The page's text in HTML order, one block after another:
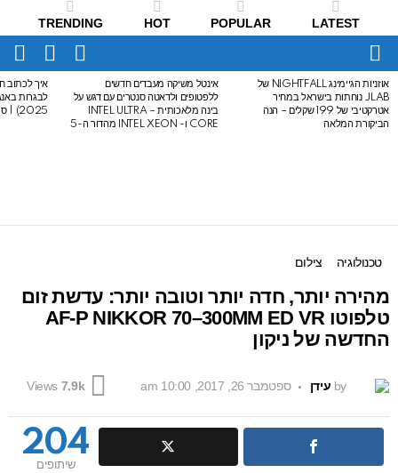
LATEST
POPULAR
HOT
TRENDING
Menu
SWITCH
SKIN
LATEST
STORIES
אוזניות הגיימינג NIGHTFALL של
JLAB נוחתות בישראל במחיר
אטרקטיבי של 199 שקלים – הנה
הביקורת המלאה
אינטל משיקה מעבדים חדשים
ללפטופים ולדאטה סנטרים עם דגש על
בינה מלאכותית – INTEL ULTRA
CORE ו- INTEL XEON מהדור ה-5
איך לכתוב
2025) | סיכום לבגרות באנגלית
טכנולוגיה צילום
מהירה יותר, חדה יותר וטובה יותר: עדשת זום
טלפוטו AF-P NIKKOR 70–300MM ED VR
החדשה של ניקון
by עידן ספטמבר 26, 2017, 10:00 am 7.9k
Views
204
שיתופים